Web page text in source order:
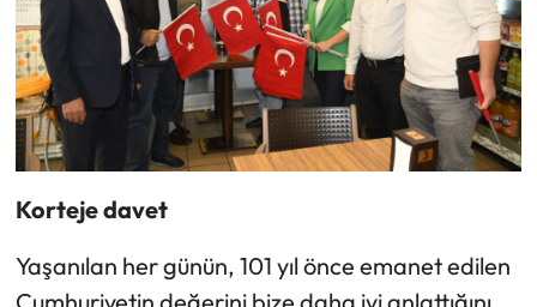
Korteje davet
Yaşanılan her günün, 101 yıl önce emanet edilen